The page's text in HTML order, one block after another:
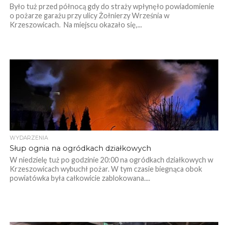
Było tuż przed północą gdy do straży wpłynęło powiadomienie
o pożarze garażu przy ulicy Żołnierzy Września w
Krzeszowicach. Na miejscu okazało się,...
WYDARZENIA
Słup ognia na ogródkach działkowych
W niedzielę tuż po godzinie 20:00 na ogródkach działkowych w
Krzeszowicach wybuchł pożar. W tym czasie biegnąca obok
powiatówka była całkowicie zablokowana....